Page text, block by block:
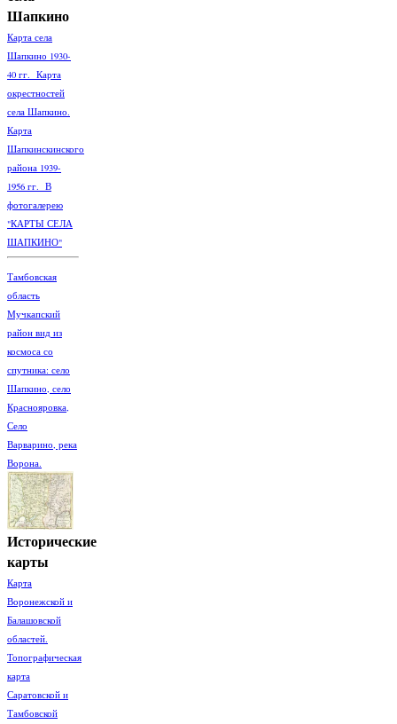
Шапкино
Карта села
Шапкино 1930-
40 гг. Карта
окрестностей
села Шапкино.
Карта
Шапкинскинского
района 1939-
1956 гг. В
фотогалерею
"КАРТЫ СЕЛА
ШАПКИНО"
Тамбовская
область
Мучкапский
район вид из
космоса со
спутника: село
Шапкино, село
Краснояровка,
Село
Варварино, река
Ворона.
Исторические
карты
Карта
Воронежской и
Балашовской
областей.
Топографическая
карта
Саратовской и
Тамбовской